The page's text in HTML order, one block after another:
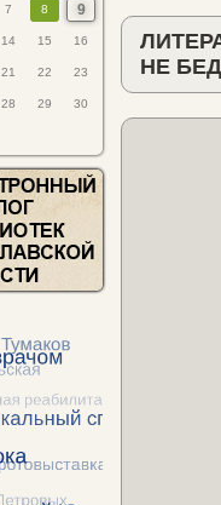
7 8 9
14 15 16
21 22 23
28 29 30
НЕ